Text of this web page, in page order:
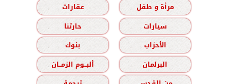
مرأة و طفل
عقارات
سيارات
حارتنا
الأحزاب
بنوك
البرلمان
ألبــوم الزمــان